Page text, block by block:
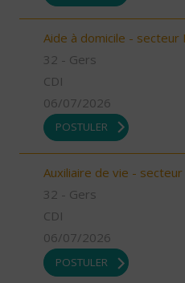
Aide à domicile - secteur
32 - Gers
CDI
06/07/2026
POSTULER
Auxiliaire de vie -
32 - Gers
CDI
06/07/2026
POSTULER